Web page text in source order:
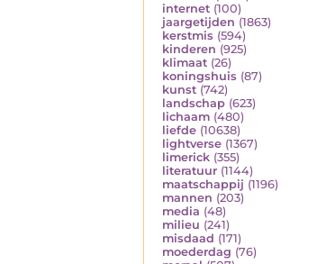
internet (100)
jaargetijden (1863)
kerstmis (594)
kinderen (925)
klimaat (26)
koningshuis (87)
kunst (742)
landschap (623)
lichaam (480)
liefde (10638)
lightverse (1367)
limerick (355)
literatuur (1144)
maatschappij (1196)
mannen (203)
media (48)
milieu (241)
misdaad (171)
moederdag (76)